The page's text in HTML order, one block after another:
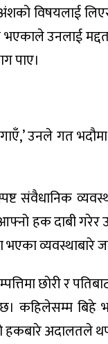
विषयलाई
उनलाई
पाए।
उनले गत
संवैधानिक
हक दाबी
व्यवस्थाबारे
छोरी र
कहिलेसम्म बिहे
अदालतले